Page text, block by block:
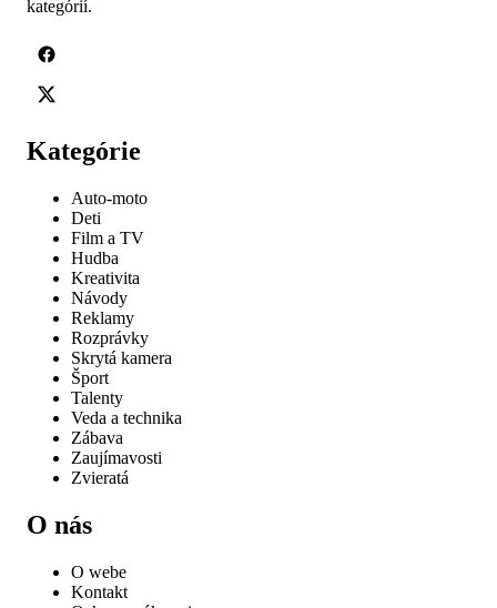
kategórií.
Kategórie
Auto-moto
Deti
Film a TV
Hudba
Kreativita
Návody
Reklamy
Rozprávky
Skrytá kamera
Šport
Talenty
Veda a technika
Zábava
Zaujímavosti
Zvieratá
O nás
O webe
Kontakt